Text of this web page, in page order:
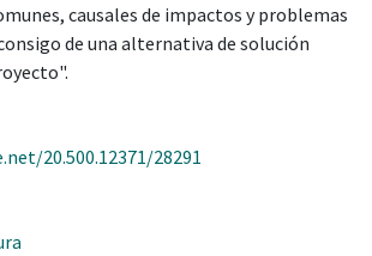
causales de impactos y problemas
de una alternativa de solución
20.500.12371/28291